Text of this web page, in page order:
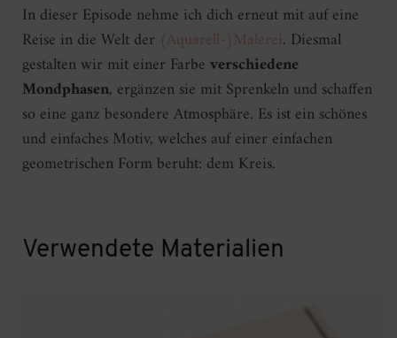
In dieser Episode nehme ich dich erneut mit auf eine
Reise in die Welt der (Aquarell-)Malerei. Diesmal
gestalten wir mit einer Farbeverschiedene
Mondphasen, ergänzen sie mit Sprenkeln und schaffen
so eine ganz besondere Atmosphäre. Es ist ein schönes
und einfaches Motiv, welches auf einer einfachen
geometrischen Form beruht: dem Kreis.
Verwendete Materialien